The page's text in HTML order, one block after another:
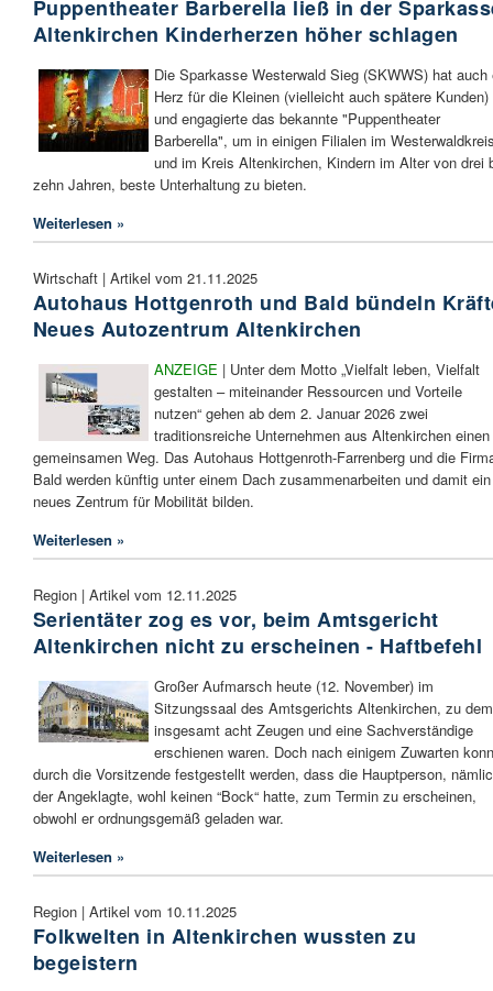
Puppentheater Barberella ließ in der
Altenkirchen Kinderherzen höher schlagen
Die Sparkasse Westerwald Sieg (SKWWS) hat auch
Herz für die Kleinen (vielleicht auch spätere Kunden)
und engagierte das bekannte "Puppentheater
Barberella", um in einigen Filialen im
und im Kreis Altenkirchen, Kindern im Alter von drei
zehn Jahren, beste Unterhaltung zu bieten.
Weiterlesen »
Wirtschaft | Artikel vom 21.11.2025
Autohaus Hottgenroth und Bald bündeln
Neues Autozentrum Altenkirchen
ANZEIGE | Unter dem Motto „Vielfalt leben, Vielfalt
gestalten – miteinander Ressourcen und Vorteile
nutzen“ gehen ab dem 2. Januar 2026 zwei
traditionsreiche Unternehmen aus Altenkirchen einen
gemeinsamen Weg. Das Autohaus Hottgenroth-Farrenberg und die
Bald werden künftig unter einem Dach zusammenarbeiten und damit ein
neues Zentrum für Mobilität bilden.
Weiterlesen »
Region | Artikel vom 12.11.2025
Serientäter zog es vor, beim Amtsgericht
Altenkirchen nicht zu erscheinen - Haftbefehl
Großer Aufmarsch heute (12. November) im
Sitzungssaal des Amtsgerichts Altenkirchen, zu dem
insgesamt acht Zeugen und eine Sachverständige
erschienen waren. Doch nach einigem Zuwarten
durch die Vorsitzende festgestellt werden, dass die Hauptperson,
der Angeklagte, wohl keinen “Bock“ hatte, zum Termin zu erscheinen,
obwohl er ordnungsgemäß geladen war.
Weiterlesen »
Region | Artikel vom 10.11.2025
Folkwelten in Altenkirchen wussten zu
begeistern